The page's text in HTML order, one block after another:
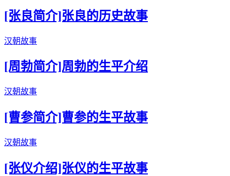
[张良简介]张良的历史故事
汉朝故事
[周勃简介]周勃的生平介绍
汉朝故事
[曹参简介]曹参的生平故事
汉朝故事
[张仪介绍]张仪的生平故事